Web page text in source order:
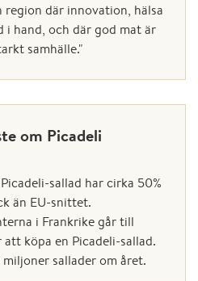
där innovation, hälsa
i hand, och där god mat är
samhälle."
om Picadeli
sallad har cirka 50%
än EU-snittet.
i Frankrike går till
köpa en Picadeli-sallad.
sallader om året.